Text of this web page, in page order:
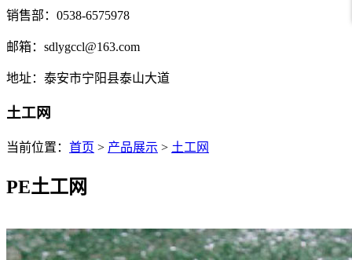
销售部：0538-6575978
邮箱：sdlygccl@163.com
地址：泰安市宁阳县泰山大道
土工网
当前位置： 首页 > 产品展示 > 土工网
PE土工网